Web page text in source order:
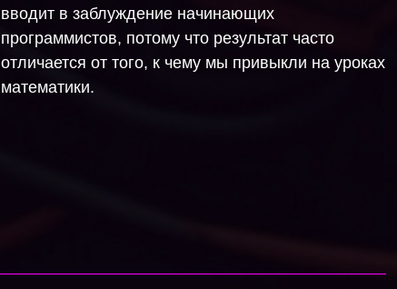
вводит в заблуждение начинающих
программистов, потому что результат часто
отличается от того, к чему мы привыкли на уроках
математики.